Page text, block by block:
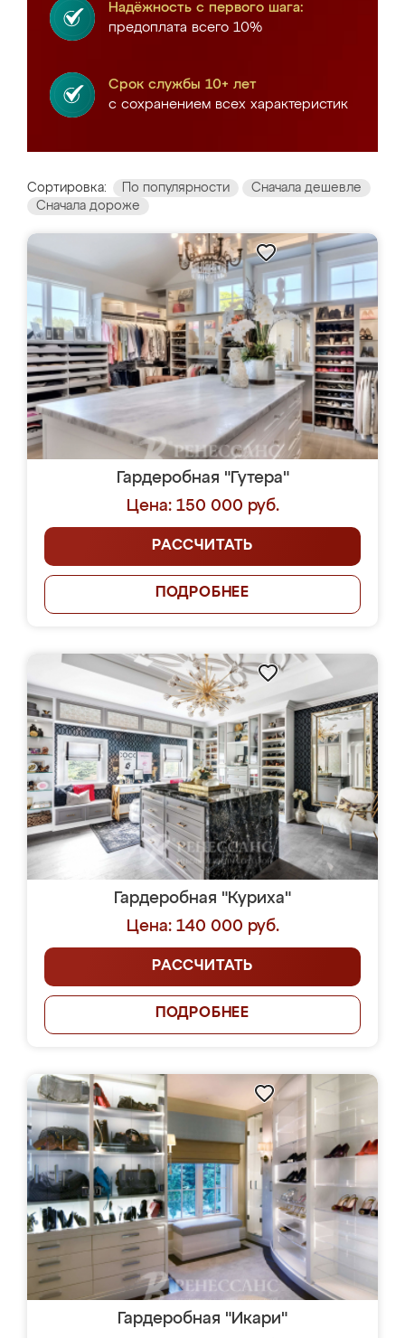
Надёжность с первого шага:
предоплата всего 10%
Срок службы 10+ лет
с сохранением всех характеристик
Сортировка: По популярности
Сначала дешевле
Сначала дороже
Гардеробная "Гутера"
Цена: 150 000 руб.
РАССЧИТАТЬ
ПОДРОБНЕЕ
Гардеробная "Куриха"
Цена: 140 000 руб.
РАССЧИТАТЬ
ПОДРОБНЕЕ
Гардеробная "Икари"